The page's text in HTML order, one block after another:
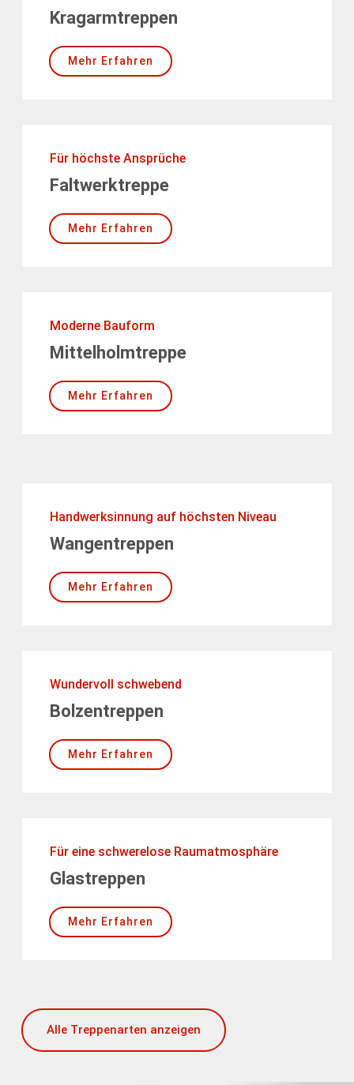
Kragarmtreppen
Mehr Erfahren
Für höchste Ansprüche
Faltwerktreppe
Mehr Erfahren
Moderne Bauform
Mittelholmtreppe
Mehr Erfahren
Handwerksinnung auf höchsten Niveau
Wangentreppen
Mehr Erfahren
Wundervoll schwebend
Bolzentreppen
Mehr Erfahren
Für eine schwerelose Raumatmosphäre
Glastreppen
Mehr Erfahren
Alle Treppenarten anzeigen